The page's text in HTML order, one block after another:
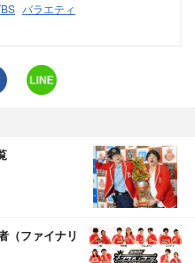
バラエティ
（ファイナリ